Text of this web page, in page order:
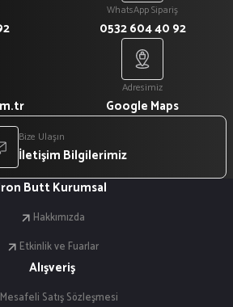
WhatsApp Sipariş
0532 604 40 92
Adresimiz
Google Maps
Bize Ulaşın
İletişim Bilgilerimiz
Butt Kurumsal
Hakkımızda
Etkinlik ve Fuarlar
Alışveriş
Mesafeli Satış Sözleşmesi